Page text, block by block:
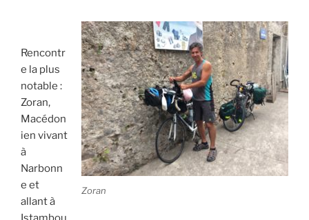
Zoran
Rencontr
e la plus
notable :
Zoran,
Macédon
ien vivant
à
Narbonn
e et
allant à